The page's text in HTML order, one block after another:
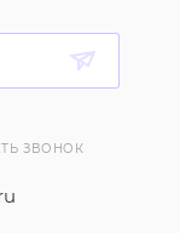
ЗВОНОК